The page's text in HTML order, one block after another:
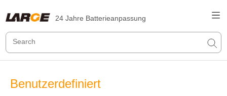
24 Jahre Batterieanpassung
Benutzerdefiniert